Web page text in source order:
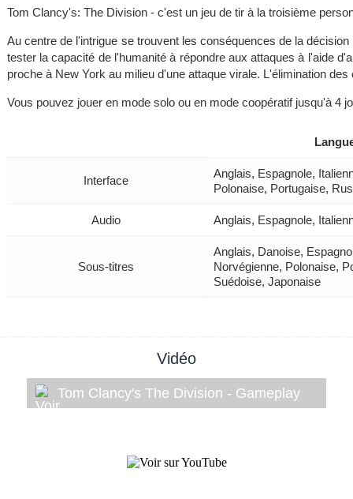
Tom Clancy's: The Division - c'est un jeu de tir à la troisième
Au centre de l'intrigue se trouvent les conséquences de la
tester la capacité de l'humanité à répondre aux attaques à l'aide
proche à New York au milieu d'une attaque virale. L'élimination
Vous pouvez jouer en mode solo ou en mode coopératif jusqu'à 4
Interface
Anglais, Espagnole,
Polonaise, Portugaise,
Audio Anglais, Espagnole,
Sous-titres
Anglais, Danoise,
Norvégienne, Polonaise,
Suédoise, Japonaise
Vidéo
Tom Clancy's The Division - Gameplay